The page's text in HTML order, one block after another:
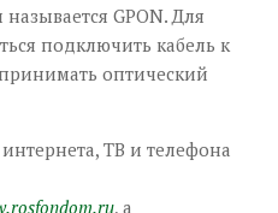
GPON. Для
подключить кабель к
оптический
ТВ и телефона
, а